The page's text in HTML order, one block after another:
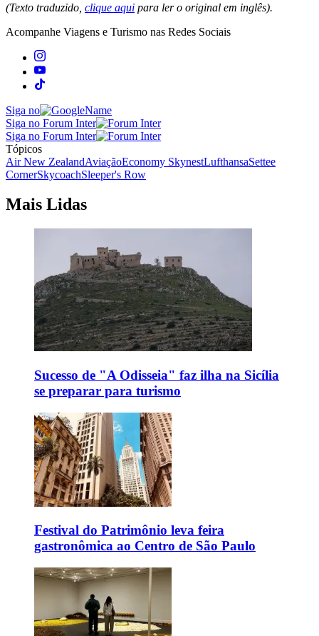
(Texto traduzido, clique aqui para ler o original em inglês).
Acompanhe Viagens e Turismo nas Redes Sociais
Siga no
Siga no Forum Inter
Siga no Forum Inter
Tópicos
Air New ZealandAviaçãoEconomy SkynestLufthansaSettee
CornerSkycoachSleeper's Row
Mais Lidas
Sucesso de "A Odisseia" faz ilha na Sicília
se preparar para turismo
Festival do Patrimônio leva feira
gastronômica ao Centro de São Paulo